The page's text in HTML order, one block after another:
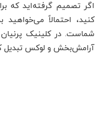
اگر تصمیم گرفته‌اید که
کنید، احتمالاً می‌خواهید
شماست. در کلینیک
آرامش‌بخش و لوکس تبدیل